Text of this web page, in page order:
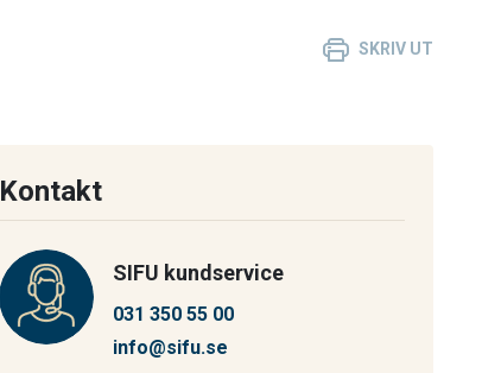
SKRIV UT
Kontakt
SIFU kundservice
031 350 55 00
info@sifu.se